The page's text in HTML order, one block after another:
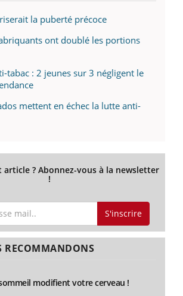
la puberté précoce
ont doublé les portions
tabac : 2 jeunes sur 3 négligent le
mettent en échec la lutte anti-
article ? Abonnez-vous à la newsletter
!
S'inscrire
RECOMMANDONS
modifient votre cerveau !